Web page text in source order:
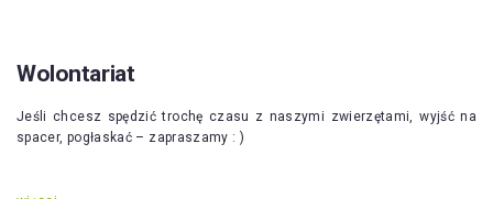
Wolontariat
Jeśli chcesz spędzić trochę czasu z naszymi zwierzętami, wyjść na
spacer, pogłaskać – zapraszamy : )